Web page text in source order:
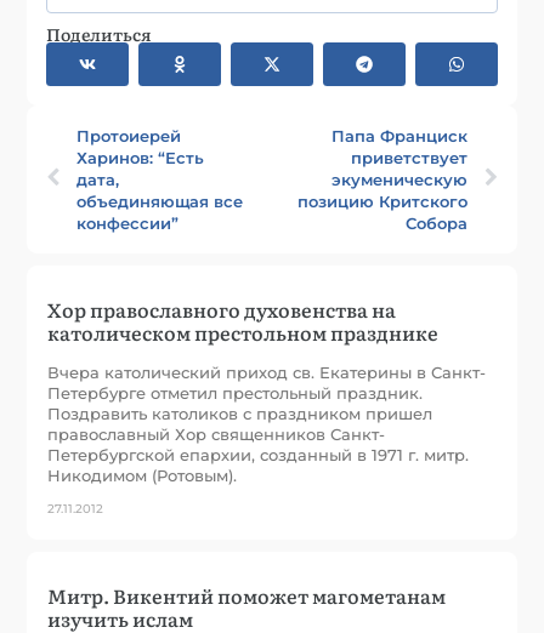
Поделиться
Протоиерей
Харинов: “Есть
дата,
объединяющая все
конфессии”
Папа Франциск
приветствует
экуменическую
позицию Критского
Собора
Хор православного духовенства на
католическом престольном празднике
Вчера католический приход св. Екатерины в Санкт-
Петербурге отметил престольный праздник.
Поздравить католиков с праздником пришел
православный Хор священников Санкт-
Петербургской епархии, созданный в 1971 г. митр.
Никодимом (Ротовым).
27.11.2012
Митр. Викентий поможет магометанам
изучить ислам